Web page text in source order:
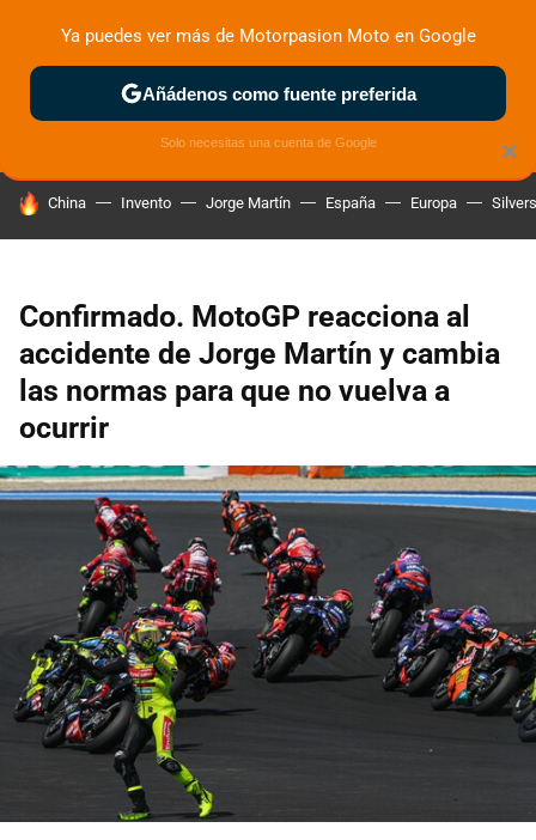
ZONA DE PRUEBAS DEPORTIVAS MOTOS ELÉCTRICAS
HOY SE HABLA DE
China Invento Jorge Martín España Europa
Confirmado. MotoGP reacciona al
accidente de Jorge Martín y cambia
las normas para que no vuelva a
ocurrir
×
Ya puedes ver más de Motorpasion Moto en Google
Añádenos como fuente preferida
Solo necesitas una cuenta de Google